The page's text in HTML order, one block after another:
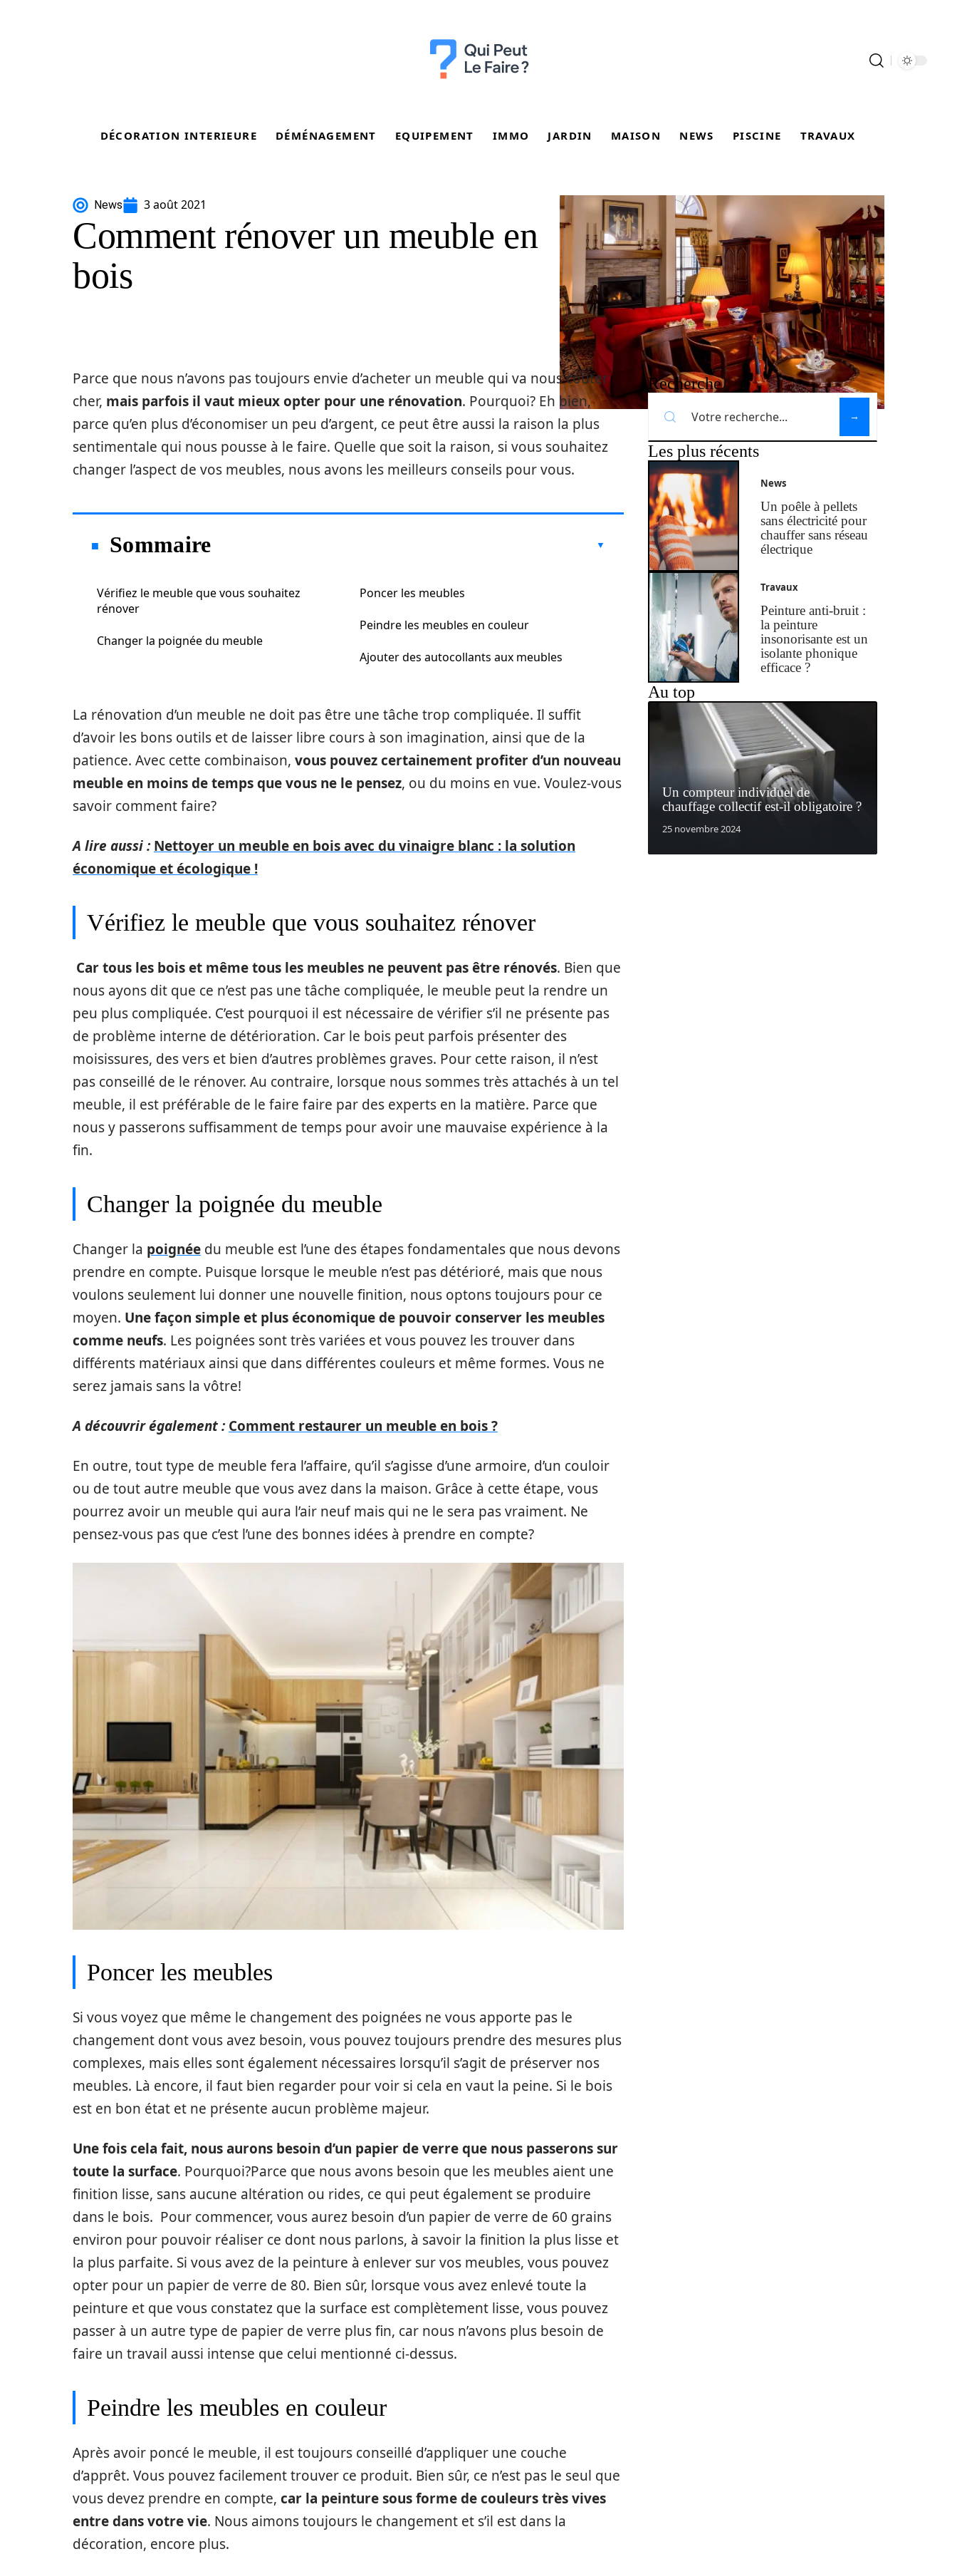
DÉCORATION INTERIEURE DÉMÉNAGEMENT EQUIPEMENT IMMO JARDIN MAISON NEWS PISCINE TRAVAUX
News 3 août 2021
Comment rénover un meuble en
bois
Parce que nous n’avons pas toujours envie d’acheter un meuble qui va nous coûter
cher, mais parfois il vaut mieux opter pour une rénovation. Pourquoi? Eh bien,
parce qu’en plus d’économiser un peu d’argent, ce peut être aussi la raison la plus
sentimentale qui nous pousse à le faire. Quelle que soit la raison, si vous souhaitez
changer l’aspect de vos meubles, nous avons les meilleurs conseils pour vous.
Sommaire
Vérifiez le meuble que vous souhaitez
rénover
Changer la poignée du meuble
Poncer les meubles
Peindre les meubles en couleur
Ajouter des autocollants aux meubles
La rénovation d’un meuble ne doit pas être une tâche trop compliquée. Il suffit
d’avoir les bons outils et de laisser libre cours à son imagination, ainsi que de la
patience. Avec cette combinaison, vous pouvez certainement profiter d’un nouveau
meuble en moins de temps que vous ne le pensez, ou du moins en vue. Voulez-vous
savoir comment faire?
A lire aussi : Nettoyer un meuble en bois avec du vinaigre blanc : la solution
économique et écologique !
Vérifiez le meuble que vous souhaitez rénover
Car tous les bois et même tous les meubles ne peuvent pas être rénovés. Bien que
nous ayons dit que ce n’est pas une tâche compliquée, le meuble peut la rendre un
peu plus compliquée. C’est pourquoi il est nécessaire de vérifier s’il ne présente pas
de problème interne de détérioration. Car le bois peut parfois présenter des
moisissures, des vers et bien d’autres problèmes graves. Pour cette raison, il n’est
pas conseillé de le rénover. Au contraire, lorsque nous sommes très attachés à un tel
meuble, il est préférable de le faire faire par des experts en la matière. Parce que
nous y passerons suffisamment de temps pour avoir une mauvaise expérience à la
fin.
Changer la poignée du meuble
Changer la poignée du meuble est l’une des étapes fondamentales que nous devons
prendre en compte. Puisque lorsque le meuble n’est pas détérioré, mais que nous
voulons seulement lui donner une nouvelle finition, nous optons toujours pour ce
moyen. Une façon simple et plus économique de pouvoir conserver les meubles
comme neufs. Les poignées sont très variées et vous pouvez les trouver dans
différents matériaux ainsi que dans différentes couleurs et même formes. Vous ne
serez jamais sans la vôtre!
A découvrir également : Comment restaurer un meuble en bois ?
En outre, tout type de meuble fera l’affaire, qu’il s’agisse d’une armoire, d’un couloir
ou de tout autre meuble que vous avez dans la maison. Grâce à cette étape, vous
pourrez avoir un meuble qui aura l’air neuf mais qui ne le sera pas vraiment. Ne
pensez-vous pas que c’est l’une des bonnes idées à prendre en compte?
Poncer les meubles
Si vous voyez que même le changement des poignées ne vous apporte pas le
changement dont vous avez besoin, vous pouvez toujours prendre des mesures plus
complexes, mais elles sont également nécessaires lorsqu’il s’agit de préserver nos
meubles. Là encore, il faut bien regarder pour voir si cela en vaut la peine. Si le bois
est en bon état et ne présente aucun problème majeur.
Une fois cela fait, nous aurons besoin d’un papier de verre que nous passerons sur
toute la surface. Pourquoi?Parce que nous avons besoin que les meubles aient une
finition lisse, sans aucune altération ou rides, ce qui peut également se produire
dans le bois. Pour commencer, vous aurez besoin d’un papier de verre de 60 grains
environ pour pouvoir réaliser ce dont nous parlons, à savoir la finition la plus lisse et
la plus parfaite. Si vous avez de la peinture à enlever sur vos meubles, vous pouvez
opter pour un papier de verre de 80. Bien sûr, lorsque vous avez enlevé toute la
peinture et que vous constatez que la surface est complètement lisse, vous pouvez
passer à un autre type de papier de verre plus fin, car nous n’avons plus besoin de
faire un travail aussi intense que celui mentionné ci-dessus.
Peindre les meubles en couleur
Après avoir poncé le meuble, il est toujours conseillé d’appliquer une couche
d’apprêt. Vous pouvez facilement trouver ce produit. Bien sûr, ce n’est pas le seul que
vous devez prendre en compte, car la peinture sous forme de couleurs très vives
entre dans votre vie. Nous aimons toujours le changement et s’il est dans la
décoration, encore plus.
Recherche
Les plus récents
News
Un poêle à pellets
sans électricité pour
chauffer sans réseau
électrique
Travaux
Peinture anti-bruit :
la peinture
insonorisante est un
isolante phonique
efficace ?
Au top
Un compteur individuel de
chauffage collectif est-il obligatoire ?
25 novembre 2024